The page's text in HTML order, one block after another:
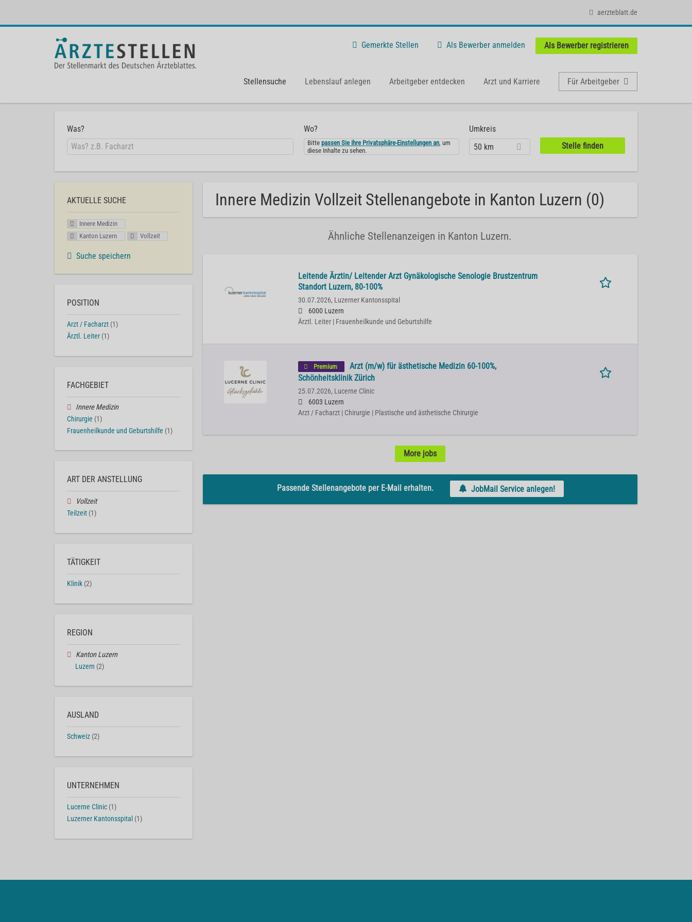
aerzteblatt.de
Gemerkte Stellen Als Bewerber anmelden Als Bewerber registrieren
Stellensuche Lebenslauf anlegen Arbeitgeber entdecken Arzt und Karriere Für Arbeitgeber
Was? Wo?
Bittepassen Sie Ihre Privatsphäre-Einstellungen an, um
diese Inhalte zu sehen.
Umkreis
50 km
Innere Medizin Vollzeit Stellenangebote in Kanton Luzern (0)
Ähnliche Stellenanzeigen in Kanton Luzern.
Leitende Ärztin/ Leitender Arzt Gynäkologische Senologie Brustzentrum
Standort Luzern, 80-100%
30.07.2026, Luzerner Kantonsspital
6000 Luzern
Ärztl. Leiter | Frauenheilkunde und Geburtshilfe
Premium
Arzt (m/w) für ästhetische Medizin 60-100%,
Schönheitsklinik Zürich
25.07.2026, Lucerne Clinic
6003 Luzern
Arzt / Facharzt | Chirurgie | Plastische und ästhetische Chirurgie
More jobs
Passende Stellenangebote per E-Mail erhalten. JobMail Service anlegen!
AKTUELLE SUCHE
Innere Medizin
Kanton Luzern
Vollzeit
Suche speichern
POSITION
Arzt / Facharzt (1)
Ärztl. Leiter (1)
FACHGEBIET
Innere Medizin
Chirurgie (1)
Frauenheilkunde und Geburtshilfe (1)
ART DER ANSTELLUNG
Vollzeit
Teilzeit (1)
TÄTIGKEIT
Klinik (2)
REGION
Kanton Luzern
Luzern (2)
AUSLAND
Schweiz (2)
UNTERNEHMEN
Lucerne Clinic (1)
Luzerner Kantonsspital (1)